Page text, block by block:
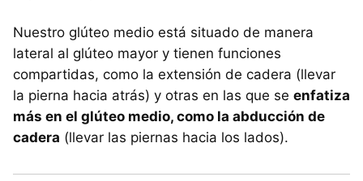
Nuestro glúteo medio está situado de manera
lateral al glúteo mayor y tienen funciones
compartidas, como la extensión de cadera (llevar
la pierna hacia atrás) y otras en las que se enfatiza
más en el glúteo medio, como la abducción de
cadera (llevar las piernas hacia los lados).